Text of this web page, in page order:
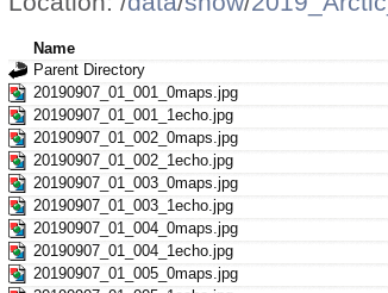
Name
Parent Directory
20190907_01_001_0maps.jpg
20190907_01_001_1echo.jpg
20190907_01_002_0maps.jpg
20190907_01_002_1echo.jpg
20190907_01_003_0maps.jpg
20190907_01_003_1echo.jpg
20190907_01_004_0maps.jpg
20190907_01_004_1echo.jpg
20190907_01_005_0maps.jpg